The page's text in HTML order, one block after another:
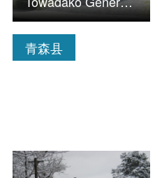
青森县
查看信息